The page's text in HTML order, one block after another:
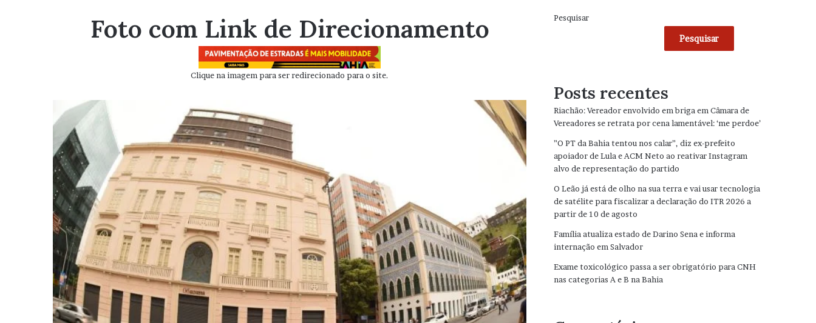
mail
Foto com Link de Direcionamento
Clique na imagem para ser redirecionado para o site.
Pesquisar
Pesquisar
Posts recentes
Riachão: Vereador envolvido em briga em Câmara de
Vereadores se retrata por cena lamentável: ‘me perdoe’
”O PT da Bahia tentou nos calar”, diz ex-prefeito
apoiador de Lula e ACM Neto ao reativar Instagram
alvo de representação do partido
O Leão já está de olho na sua terra e vai usar tecnologia
de satélite para fiscalizar a declaração do ITR 2026 a
partir de 10 de agosto
Família atualiza estado de Darino Sena e informa
internação em Salvador
Exame toxicológico passa a ser obrigatório para CNH
nas categorias A e B na Bahia